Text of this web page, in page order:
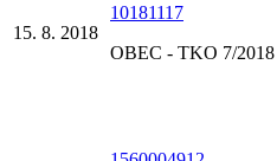
15. 8. 2018
10181117
OBEC - TKO 7/2018